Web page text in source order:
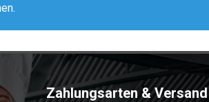
Zahlungsarten & Versand